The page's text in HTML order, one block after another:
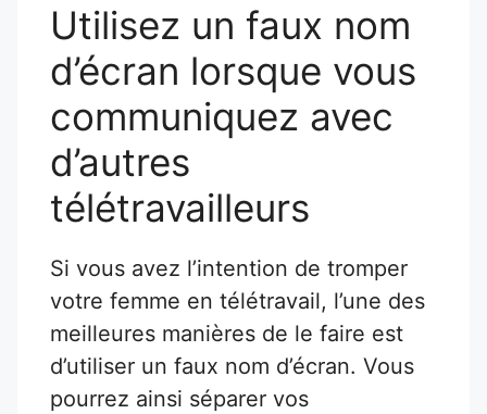
Utilisez un faux nom
d’écran lorsque vous
communiquez avec
d’autres
télétravailleurs
Si vous avez l’intention de tromper
votre femme en télétravail, l’une des
meilleures manières de le faire est
d’utiliser un faux nom d’écran. Vous
pourrez ainsi séparer vos